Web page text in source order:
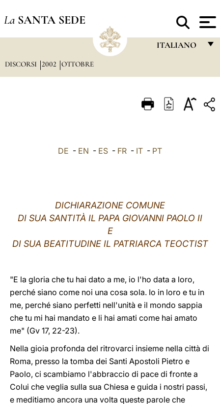
La SANTA SEDE
ITALIANO
ITALIANO
中文
DISCORSI 2002 OTTOBRE
DE - EN - ES - FR - IT - PT
DICHIARAZIONE COMUNE
DI SUA SANTITÀ IL PAPA GIOVANNI PAOLO II
E
DI SUA BEATITUDINE IL PATRIARCA TEOCTIST
"E la gloria che tu hai dato a me, io l'ho data a loro,
perché siano come noi una cosa sola. Io in loro e tu in
me, perché siano perfetti nell'unità e il mondo sappia
che tu mi hai mandato e li hai amati come hai amato
me" (Gv 17, 22-23).
Nella gioia profonda del ritrovarci insieme nella città di
Roma, presso la tomba dei Santi Apostoli Pietro e
Paolo, ci scambiamo l'abbraccio di pace di fronte a
Colui che veglia sulla sua Chiesa e guida i nostri passi,
e meditiamo ancora una volta queste parole che